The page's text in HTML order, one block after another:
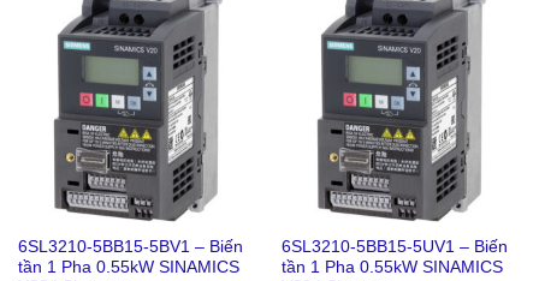
6SL3210-5BB15-5BV1 – Biến
tần 1 Pha 0.55kW SINAMICS
6SL3210-5BB15-5UV1 – Biến
tần 1 Pha 0.55kW SINAMICS